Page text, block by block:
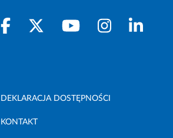
DEKLARACJA DOSTĘPNOŚCI
KONTAKT